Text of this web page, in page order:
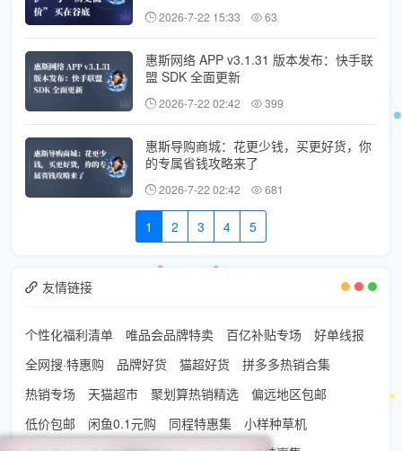
2026-7-22 15:33 63
惠斯网络 APP v3.1.31 版本发布：快手联
盟 SDK 全面更新
2026-7-22 02:42 399
惠斯导购商城：花更少钱，买更好货，你
的专属省钱攻略来了
2026-7-22 02:42 681
1 2 3 4 5
友情链接
个性化福利清单 唯品会品牌特卖 百亿补贴专场
好单线报
全网搜·特惠购
品牌好货 猫超好货
拼多多热销合集
热销专场
天猫超市 聚划算热销精选
偏远地区包邮
低价包邮
闲鱼0.1元购 同程特惠集
小样种草机